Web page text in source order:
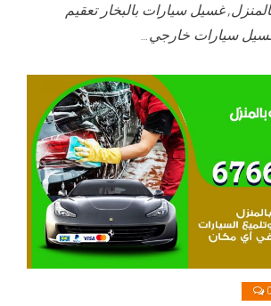
غسيل سيارات بالبخار تعقيم
سيارات خارجي…
0